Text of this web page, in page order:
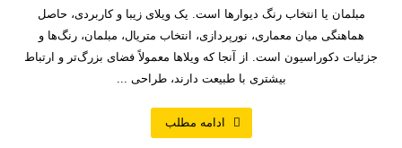
مبلمان یا انتخاب رنگ دیوارها است. یک ویلای زیبا و کاربردی، حاصل
هماهنگی میان معماری، نورپردازی، انتخاب متریال، مبلمان، رنگ‌ها و
جزئیات دکوراسیون است. از آنجا که ویلاها معمولاً فضای بزرگ‌تر و ارتباط
بیشتری با طبیعت دارند، طراحی ...
ادامه مطلب